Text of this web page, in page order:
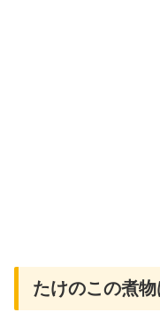
たけのこの煮